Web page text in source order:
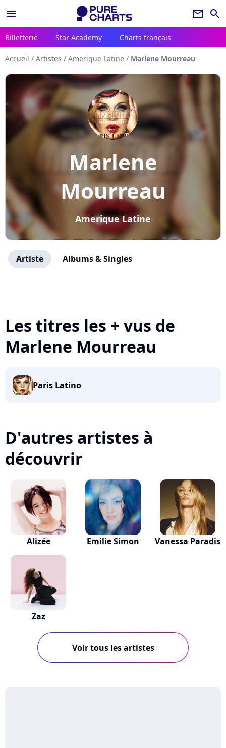
menu newsletter search
Billetterie Star Academy Charts français
Accueil / Artistes / Amerique Latine / Marlene Mourreau
Marlene
Mourreau
Amerique Latine
Artiste Albums & Singles
Les titres les + vus de
Marlene Mourreau
Paris Latino
D'autres artistes à
découvrir
Alizée Emilie Simon Vanessa Paradis
Zaz
Voir tous les artistes